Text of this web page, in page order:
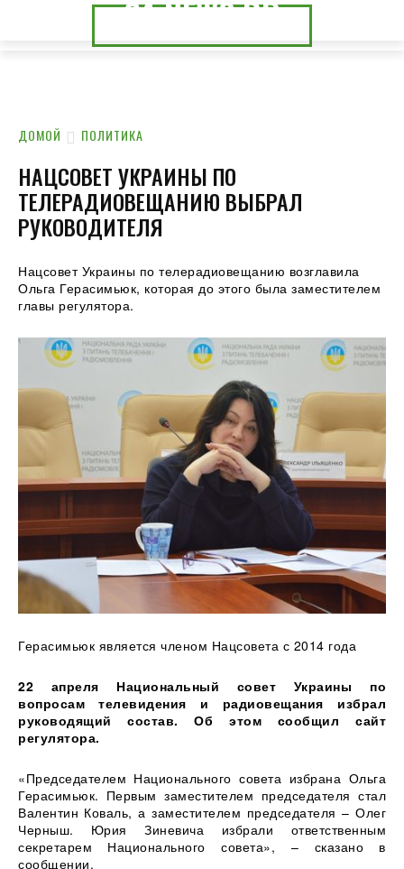
24.NEWS.CK
24.NEWS.DP
ДОМОЙ ПОЛИТИКА
НАЦСОВЕТ УКРАИНЫ ПО
ТЕЛЕРАДИОВЕЩАНИЮ ВЫБРАЛ
РУКОВОДИТЕЛЯ
Нацсовет Украины по телерадиовещанию возглавила
Ольга Герасимьюк, которая до этого была заместителем
главы регулятора.
Герасимьюк является членом Нацсовета с 2014 года
22 апреля Национальный совет Украины по
вопросам телевидения и радиовещания избрал
руководящий состав. Об этом сообщил сайт
регулятора.
«Председателем Национального совета избрана Ольга
Герасимьюк. Первым заместителем председателя стал
Валентин Коваль, а заместителем председателя – Олег
Черныш. Юрия Зиневича избрали ответственным
секретарем Национального совета», – сказано в
сообщении.